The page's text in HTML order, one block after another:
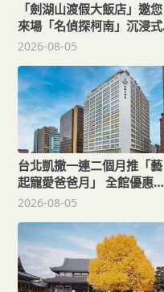
「劍湖山渡假大飯店」邀您
來場「名偵探柯南」沉浸式
主題假期！
2026-08-05
台北凱撒一連二個月推「藝
起寵愛爸爸月」 全館優惠開
跑
2026-08-05